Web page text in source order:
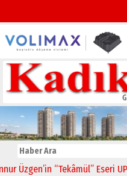
“Tekâmül” Eseri